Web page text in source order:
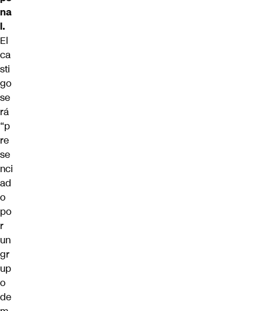
na
l.
El
ca
sti
go
se
rá
“p
re
se
nci
ad
o
po
r
un
gr
up
o
de